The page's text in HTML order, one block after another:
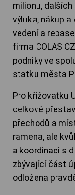
milionu,
výluka, nákup
vedení a
firma COLAS
podniky ve
statku města
Pro křižovatku
celkové
přechodů a
ramena, ale
a koordinaci s
zbývající část
odložena